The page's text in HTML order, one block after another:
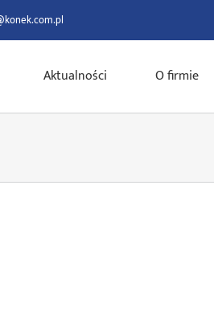
Aktualności O firmie